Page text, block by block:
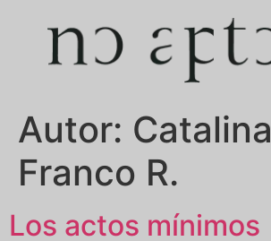
Autor: Catalina
Franco R.
Los actos mínimos